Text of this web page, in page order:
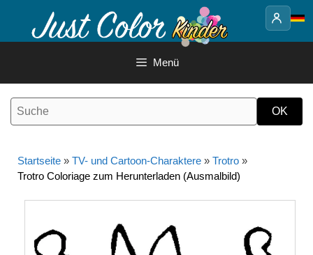
Inhalt
Menü
Startseite » TV- und Cartoon-Charaktere » Trotro »
Trotro Coloriage zum Herunterladen (Ausmalbild)